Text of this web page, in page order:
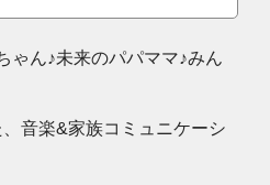
ゃん♪未来のパパママ♪みん
音楽&家族コミュニケーシ